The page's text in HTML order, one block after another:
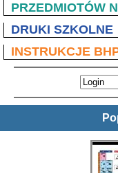
PRZEDMIOTÓW
DRUKI SZKOLNE
INSTRUKCJE